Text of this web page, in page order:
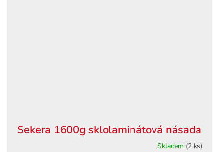
Sekera 1600g sklolaminátová násada
Skladem (2 ks)